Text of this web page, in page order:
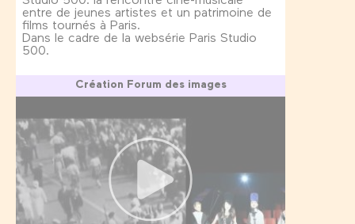
entre de jeunes artistes et un patrimoine de
films tournés à Paris.
Dans le cadre de la websérie Paris Studio
500.
Création Forum des images